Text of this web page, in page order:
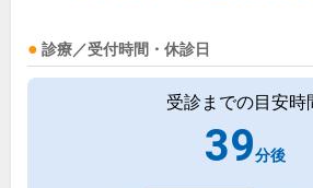
診療／受付時間・休診日
受診までの目安時
39分後